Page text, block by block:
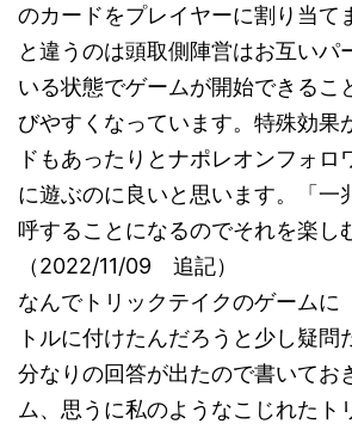
のカードをプレイヤーに割り当て
と違うのは頭取側陣営はお互いパ
いる状態でゲームが開始できるこ
びやすくなっています。特殊効果
ドもあったりとナポレオンフォロ
に遊ぶのに良いと思います。「一
呼することになるのでそれを楽し
（2022/11/09 追記）
なんでトリックテイクのゲームに
トルに付けたんだろうと少し疑問
分なりの回答が出たので書いてお
ム、思うに私のようなこじれたト